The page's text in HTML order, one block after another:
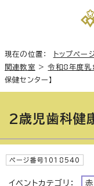
現在の位置： トップペー
関連教室 >令和8年度乳
保健センター】
2歳児歯科健
ページ番号1018540
イベントカテゴリ：